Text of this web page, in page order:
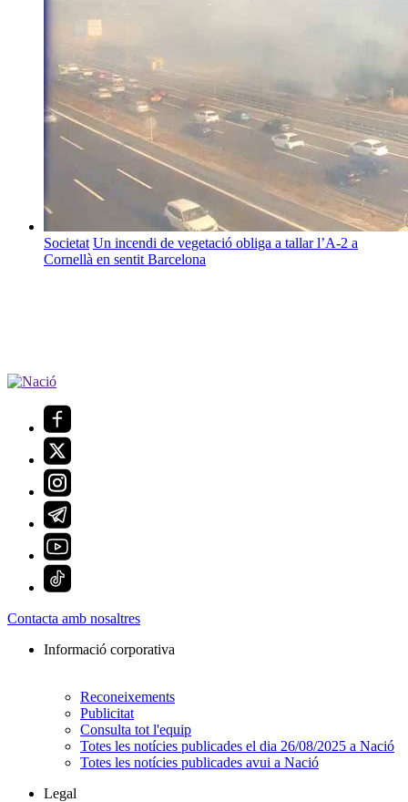
Societat Un incendi de vegetació obliga a tallar l’A-2 a
Cornellà en sentit Barcelona
Contacta amb nosaltres
Informació corporativa
Reconeixements
Publicitat
Consulta tot l'equip
Totes les notícies publicades el dia 26/08/2025 a Nació
Totes les notícies publicades avui a Nació
Legal